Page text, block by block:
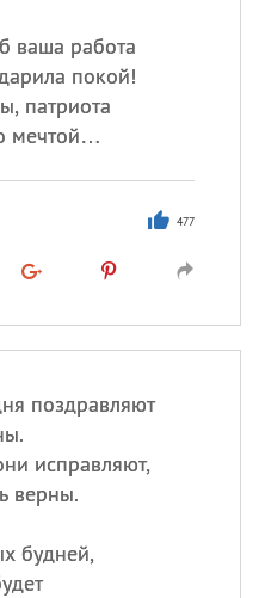
ваша работа
покой!
патриота
мечтой…
477
поздравляют
исправляют,
верны.
будней,